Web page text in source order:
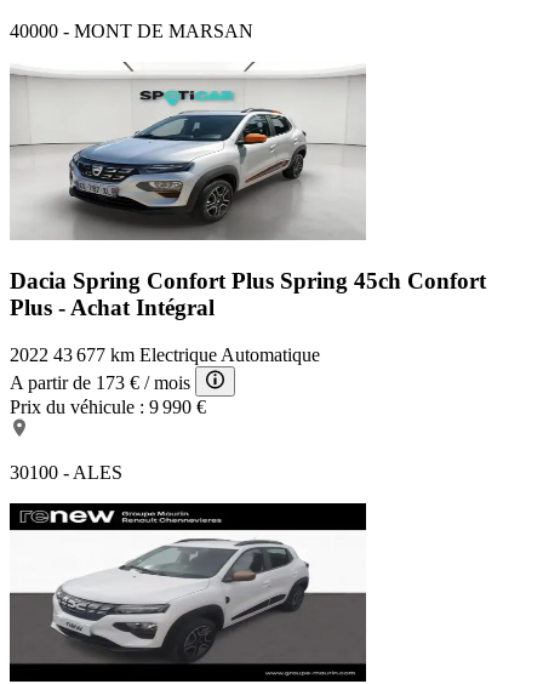
40000 - MONT DE MARSAN
Dacia Spring Confort Plus Spring 45ch Confort
Plus - Achat Intégral
2022 43 677 km Electrique Automatique
A partir de 173 € / mois
Prix du véhicule : 9 990 €
30100 - ALES